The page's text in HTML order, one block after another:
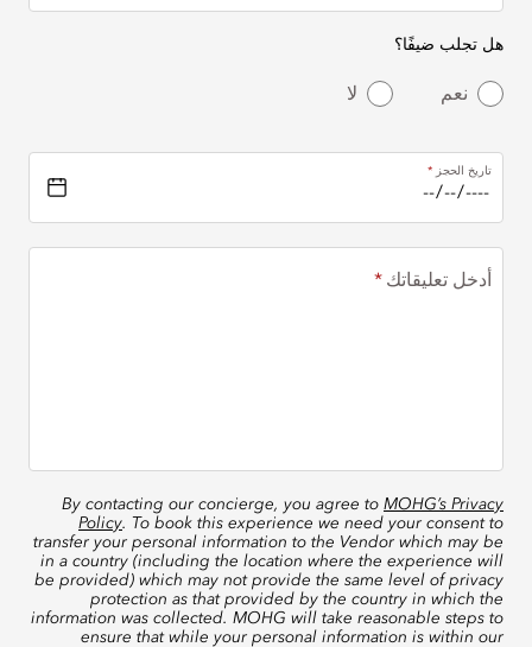
هل تجلب ضيفًا؟
نعم لا
تاريخ الحجز
أدخل تعليقاتك
By contacting our concierge, you agree to MOHG’s Privacy
Policy. To book this experience we need your consent to
transfer your personal information to the Vendor which may be
in a country (including the location where the experience will
be provided) which may not provide the same level of privacy
protection as that provided by the country in which the
information was collected. MOHG will take reasonable steps to
ensure that while your personal information is within our